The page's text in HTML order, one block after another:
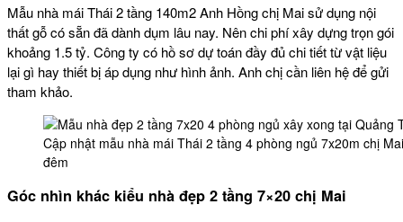
Mẫu nhà mái Thái 2 tầng 140m2 Anh Hồng chị Mai sử dụng nội
thất gỗ có sẵn đã dành dụm lâu nay. Nên chi phí xây dựng trọn gói
khoảng 1.5 tỷ. Công ty có hồ sơ dự toán đầy đủ chi tiết từ vật liệu
lại gì hay thiết bị áp dụng như hình ảnh. Anh chị cần liên hệ để gửi
tham khảo.
Cập nhật mẫu nhà mái Thái 2 tầng 4 phòng ngủ 7x20m chị
đêm
Góc nhìn khác kiểu nhà đẹp 2 tầng 7×20 chị Mai